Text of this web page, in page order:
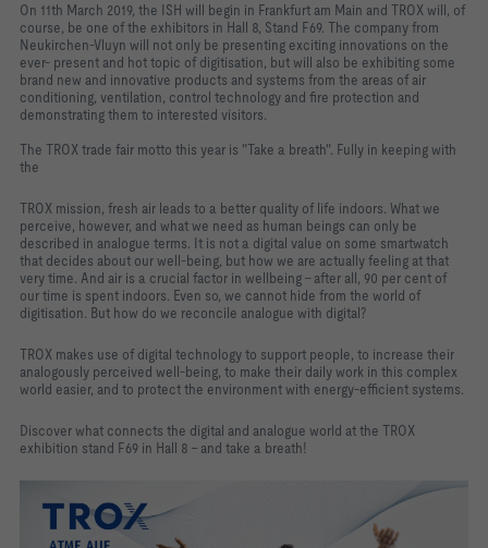
On 11th March 2019, the ISH will begin in Frankfurt am Main and TROX will, of
course, be one of the exhibitors in Hall 8, Stand F69. The company from
Neukirchen-Vluyn will not only be presenting exciting innovations on the
ever- present and hot topic of digitisation, but will also be exhibiting some
brand new and innovative products and systems from the areas of air
conditioning, ventilation, control technology and fire protection and
demonstrating them to interested visitors.
The TROX trade fair motto this year is "Take a breath". Fully in keeping with
the
TROX mission, fresh air leads to a better quality of life indoors. What we
perceive, however, and what we need as human beings can only be
described in analogue terms. It is not a digital value on some smartwatch
that decides about our well-being, but how we are actually feeling at that
very time. And air is a crucial factor in wellbeing – after all, 90 per cent of
our time is spent indoors. Even so, we cannot hide from the world of
digitisation. But how do we reconcile analogue with digital?
TROX makes use of digital technology to support people, to increase their
analogously perceived well-being, to make their daily work in this complex
world easier, and to protect the environment with energy-efficient systems.
Discover what connects the digital and analogue world at the TROX
exhibition stand F69 in Hall 8 – and take a breath!